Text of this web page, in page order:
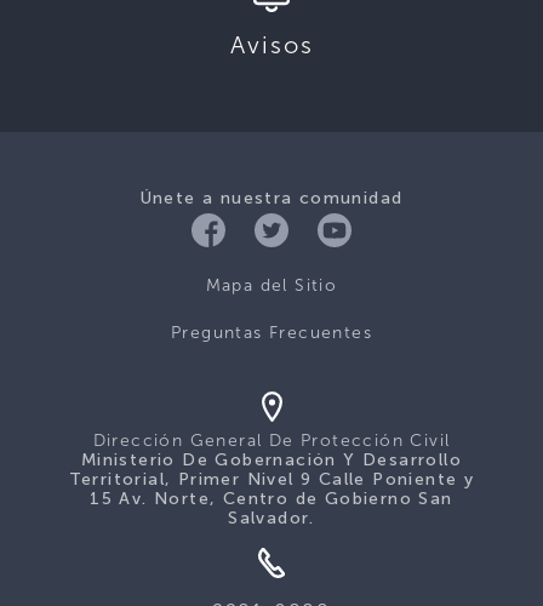
Avisos
Únete a nuestra comunidad
Mapa del Sitio
Preguntas Frecuentes
Dirección General De Protección Civil
Ministerio De Gobernación Y Desarrollo
Territorial, Primer Nivel 9 Calle Poniente y
15 Av. Norte, Centro de Gobierno San
Salvador.